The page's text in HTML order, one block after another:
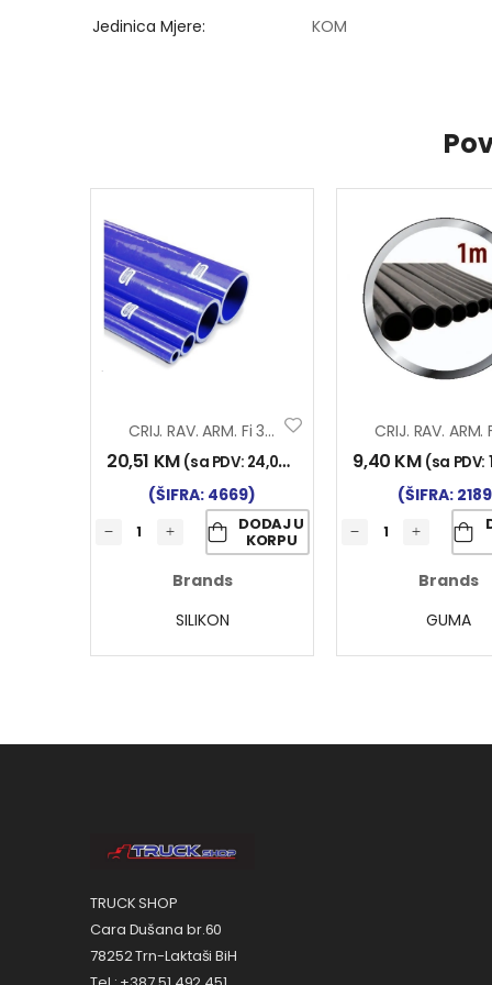
Jedinica Mjere KOM
CRIJ. RAV. ARM. Fi 32×1000 SILIKON
20,51 KM (sa PDV: 24,00
(ŠIFRA: 4669)
DODAJ U
KORPU
Brands
SILIKON
9,40 KM (sa PDV:
(ŠIFRA:
Brands
GUMA
TRUCK SHOP
Cara Dušana br.60
78252 Trn-Laktaši BiH